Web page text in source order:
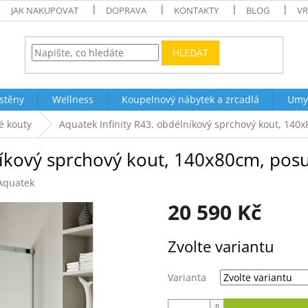
JAK NAKUPOVAT DOPRAVA KONTAKTY BLOG
HLEDAT
Wellness Koupelnový nábytek a zrcadlá
kouty Aquatek Infinity R43, obdélníkový sprchový kout,
sprchový kout, 140x80cm,
20 590 Kč
cena:
Zvolte variantu
Varianta